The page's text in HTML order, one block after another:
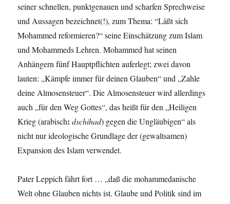
seiner schnellen, punktgenauen und scharfen Sprechweise
und Aussagen bezeichnet(!), zum Thema: “Läßt sich
Mohammed reformieren?“ seine Einschätzung zum Islam
und Mohammeds Lehren. Mohammed hat seinen
Anhängern fünf Hauptpflichten auferlegt; zwei davon
lauten: „Kämpfe immer für deinen Glauben“ und „Zahle
deine Almosensteuer“. Die Almosensteuer wird allerdings
auch „für den Weg Gottes“, das heißt für den „Heiligen
Krieg (arabisch: dschihad) gegen die Ungläubigen“ als
nicht nur ideologische Grundlage der (gewaltsamen)
Expansion des Islam verwendet.
Pater Leppich fährt fort … „daß die mohammedanische
Welt ohne Glauben nichts ist. Glaube und Politik sind im